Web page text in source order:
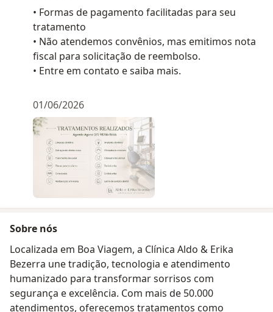
• Formas de pagamento facilitadas para seu
tratamento
• Não atendemos convênios, mas emitimos nota
fiscal para solicitação de reembolso.
• Entre em contato e saiba mais.
01/06/2026
Sobre nós
Localizada em Boa Viagem, a Clínica Aldo & Erika
Bezerra une tradição, tecnologia e atendimento
humanizado para transformar sorrisos com
segurança e excelência. Com mais de 50.000
atendimentos, oferecemos tratamentos como